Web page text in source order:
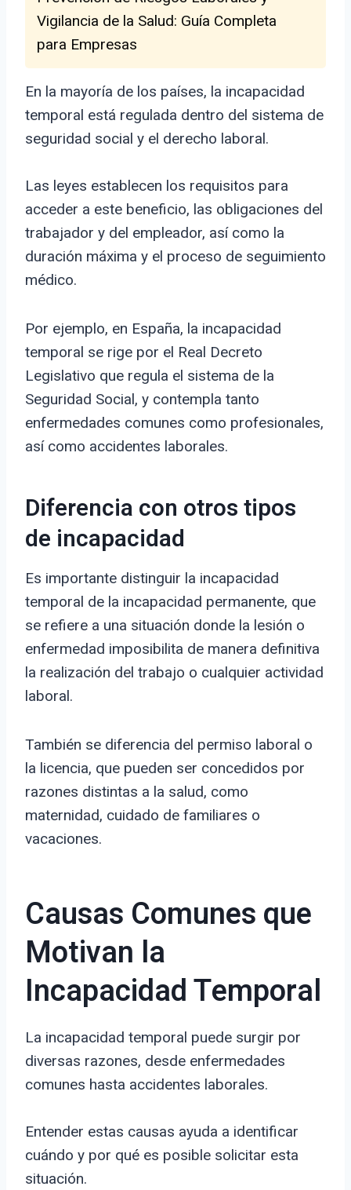
Vigilancia de la Salud: Guía Completa
para Empresas
En la mayoría de los países, la incapacidad
temporal está regulada dentro del sistema de
seguridad social y el derecho laboral.
Las leyes establecen los requisitos para
acceder a este beneficio, las obligaciones del
trabajador y del empleador, así como la
duración máxima y el proceso de seguimiento
médico.
Por ejemplo, en España, la incapacidad
temporal se rige por el Real Decreto
Legislativo que regula el sistema de la
Seguridad Social, y contempla tanto
enfermedades comunes como profesionales,
así como accidentes laborales.
Diferencia con otros tipos
de incapacidad
Es importante distinguir la incapacidad
temporal de la incapacidad permanente, que
se refiere a una situación donde la lesión o
enfermedad imposibilita de manera definitiva
la realización del trabajo o cualquier actividad
laboral.
También se diferencia del permiso laboral o
la licencia, que pueden ser concedidos por
razones distintas a la salud, como
maternidad, cuidado de familiares o
vacaciones.
Causas Comunes que
Motivan la
Incapacidad Temporal
La incapacidad temporal puede surgir por
diversas razones, desde enfermedades
comunes hasta accidentes laborales.
Entender estas causas ayuda a identificar
cuándo y por qué es posible solicitar esta
situación.